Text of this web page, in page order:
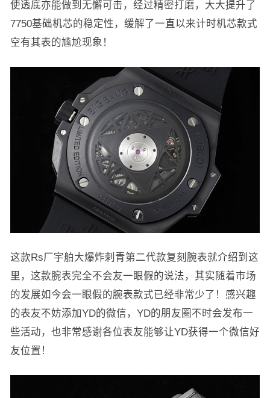
使透底亦能做到无懈可击，经过精密打磨，大大提升了
7750基础机芯的稳定性，缓解了一直以来计时机芯款式
空有其表的尴尬现象！
这款Rs厂宇舶大爆炸刺青第二代款复刻腕表就介绍到这
里，这款腕表完全不会友一眼假的说法，其实随着市场
的发展如今会一眼假的腕表款式已经非常少了！感兴趣
的表友不妨添加YD的微信，YD的朋友圈不时会发布一
些活动，也非常感谢各位表友能够让YD获得一个微信好
友位置！